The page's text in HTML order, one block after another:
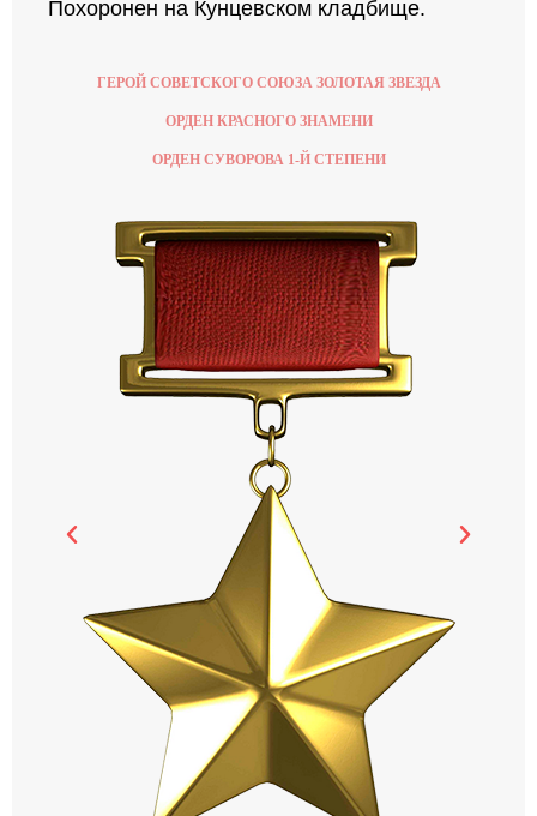
Похоронен на Кунцевском кладбище.
ГЕРОЙ СОВЕТСКОГО СОЮЗА ЗОЛОТАЯ ЗВЕЗДА
ОРДЕН КРАСНОГО ЗНАМЕНИ
ОРДЕН СУВОРОВА 1-Й СТЕПЕНИ